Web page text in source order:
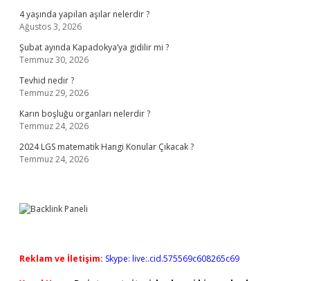
4 yaşında yapılan aşılar nelerdir ?
Ağustos 3, 2026
Şubat ayında Kapadokya’ya gidilir mi ?
Temmuz 30, 2026
Tevhid nedir ?
Temmuz 29, 2026
Karın boşluğu organları nelerdir ?
Temmuz 24, 2026
2024 LGS matematik Hangi Konular Çıkacak ?
Temmuz 24, 2026
Reklam ve İletişim: Skype: live:.cid.575569c608265c69